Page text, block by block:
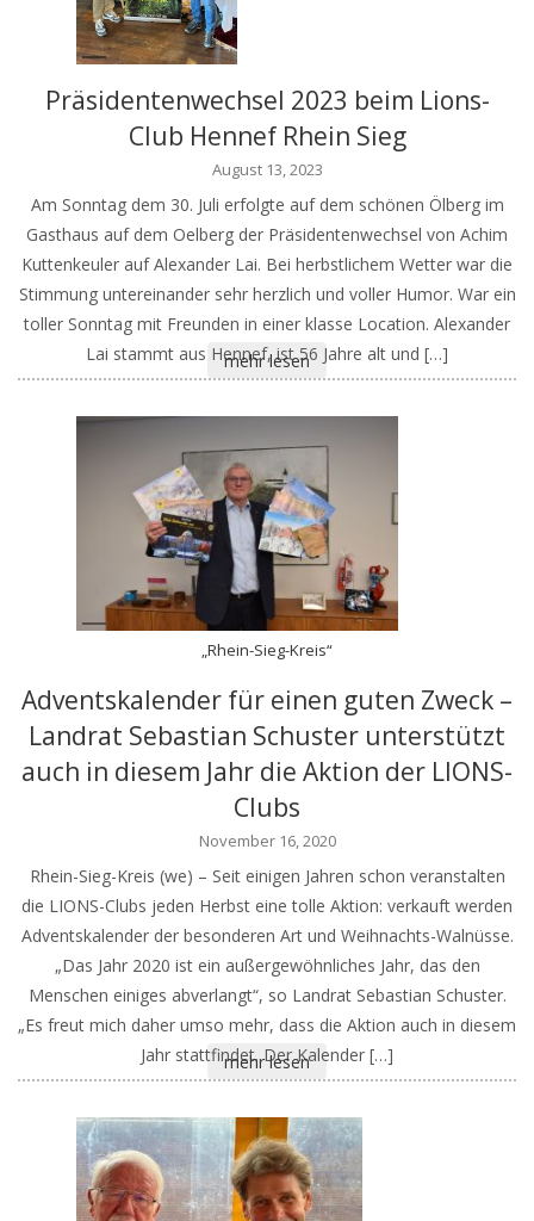
Präsidentenwechsel 2023 beim Lions-
Club Hennef Rhein Sieg
August 13, 2023
Am Sonntag dem 30. Juli erfolgte auf dem schönen Ölberg im
Gasthaus auf dem Oelberg der Präsidentenwechsel von Achim
Kuttenkeuler auf Alexander Lai. Bei herbstlichem Wetter war die
Stimmung untereinander sehr herzlich und voller Humor. War ein
toller Sonntag mit Freunden in einer klasse Location. Alexander
Lai stammt aus Hennef, ist 56 Jahre alt und […]
mehr lesen
„Rhein-Sieg-Kreis“
Adventskalender für einen guten Zweck –
Landrat Sebastian Schuster unterstützt
auch in diesem Jahr die Aktion der LIONS-
Clubs
November 16, 2020
Rhein-Sieg-Kreis (we) – Seit einigen Jahren schon veranstalten
die LIONS-Clubs jeden Herbst eine tolle Aktion: verkauft werden
Adventskalender der besonderen Art und Weihnachts-Walnüsse.
„Das Jahr 2020 ist ein außergewöhnliches Jahr, das den
Menschen einiges abverlangt“, so Landrat Sebastian Schuster.
„Es freut mich daher umso mehr, dass die Aktion auch in diesem
Jahr stattfindet. Der Kalender […]
mehr lesen